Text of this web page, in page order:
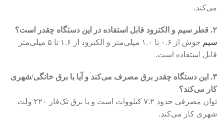
می‌کند.
۲. قطر سیم و الکترود قابل استفاده در این دستگاه چقدر است؟
سیم
جوش از ۰.۶ تا ۱.۰ میلی‌متر و الکترود از ۱.۶ تا ۵ میلی‌متر
قابل استفاده است.
۳. این دستگاه چقدر برق مصرف می‌کند و آیا با برق خانگی/شهری
کار می‌کند؟
توان مصرفی حدود ۷.۲ کیلووات است و با برق تک‌فاز ۲۲۰ ولت
شهری کار می‌کند.